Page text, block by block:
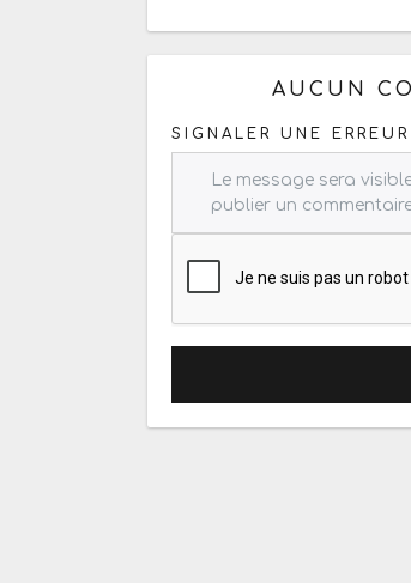
Copiez les
AUCUN
SIGNALER UNE ERREUR